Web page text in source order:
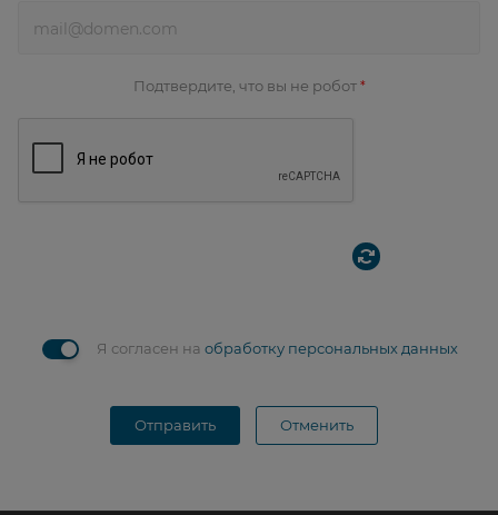
Подтвердите, что вы не робот *
Я согласен на обработку персональных данных
Отправить Отменить